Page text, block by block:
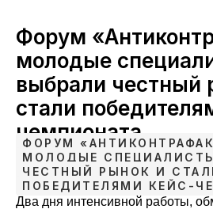
Форум
молодые
выбрали честный
стали
чемпионата
ФОРУМ
МОЛОДЫЕ
ЧЕСТНЫЙ РЫНОК И
ПОБЕДИТЕЛЯМИ КЕЙС-
Два дня интенсивной работы,